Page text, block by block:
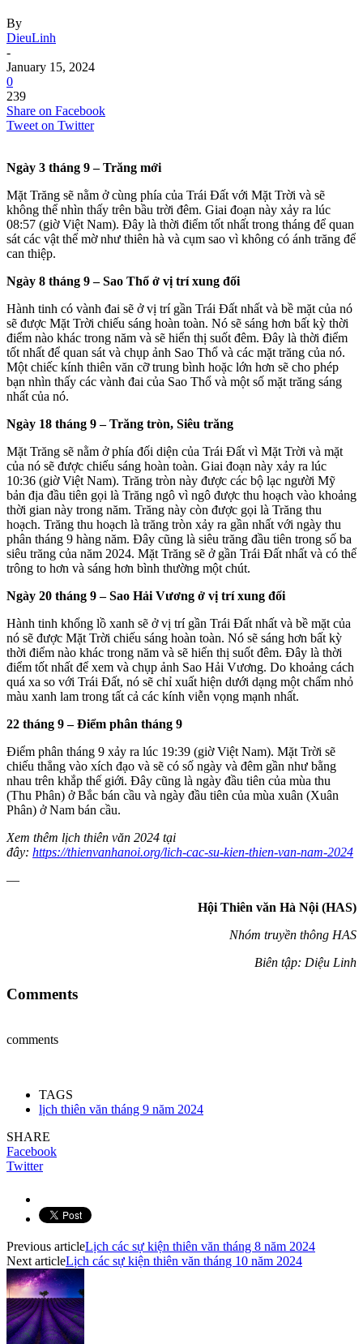
By
DieuLinh
-
January 15, 2024
0
239
Share on Facebook
Tweet on Twitter
Ngày 3 tháng 9 – Trăng mới
Mặt Trăng sẽ nằm ở cùng phía của Trái Đất với Mặt Trời và sẽ
không thể nhìn thấy trên bầu trời đêm. Giai đoạn này xảy ra lúc
08:57 (giờ Việt Nam). Đây là thời điểm tốt nhất trong tháng để quan
sát các vật thể mờ như thiên hà và cụm sao vì không có ánh trăng để
can thiệp.
Ngày 8 tháng 9 – Sao Thổ ở vị trí xung đối
Hành tinh có vành đai sẽ ở vị trí gần Trái Đất nhất và bề mặt của nó
sẽ được Mặt Trời chiếu sáng hoàn toàn. Nó sẽ sáng hơn bất kỳ thời
điểm nào khác trong năm và sẽ hiển thị suốt đêm. Đây là thời điểm
tốt nhất để quan sát và chụp ảnh Sao Thổ và các mặt trăng của nó.
Một chiếc kính thiên văn cỡ trung bình hoặc lớn hơn sẽ cho phép
bạn nhìn thấy các vành đai của Sao Thổ và một số mặt trăng sáng
nhất của nó.
Ngày 18 tháng 9 – Trăng tròn, Siêu trăng
Mặt Trăng sẽ nằm ở phía đối diện của Trái Đất vì Mặt Trời và mặt
của nó sẽ được chiếu sáng hoàn toàn. Giai đoạn này xảy ra lúc
10:36 (giờ Việt Nam). Trăng tròn này được các bộ lạc người Mỹ
bản địa đầu tiên gọi là Trăng ngô vì ngô được thu hoạch vào khoảng
thời gian này trong năm. Trăng này còn được gọi là Trăng thu
hoạch. Trăng thu hoạch là trăng tròn xảy ra gần nhất với ngày thu
phân tháng 9 hàng năm. Đây cũng là siêu trăng đầu tiên trong số ba
siêu trăng của năm 2024. Mặt Trăng sẽ ở gần Trái Đất nhất và có thể
trông to hơn và sáng hơn bình thường một chút.
Ngày 20 tháng 9 – Sao Hải Vương ở vị trí xung đối
Hành tinh khổng lồ xanh sẽ ở vị trí gần Trái Đất nhất và bề mặt của
nó sẽ được Mặt Trời chiếu sáng hoàn toàn. Nó sẽ sáng hơn bất kỳ
thời điểm nào khác trong năm và sẽ hiển thị suốt đêm. Đây là thời
điểm tốt nhất để xem và chụp ảnh Sao Hải Vương. Do khoảng cách
quá xa so với Trái Đất, nó sẽ chỉ xuất hiện dưới dạng một chấm nhỏ
màu xanh lam trong tất cả các kính viễn vọng mạnh nhất.
22 tháng 9 – Điểm phân tháng 9
Điểm phân tháng 9 xảy ra lúc 19:39 (giờ Việt Nam). Mặt Trời sẽ
chiếu thẳng vào xích đạo và sẽ có số ngày và đêm gần như bằng
nhau trên khắp thế giới. Đây cũng là ngày đầu tiên của mùa thu
(Thu Phân) ở Bắc bán cầu và ngày đầu tiên của mùa xuân (Xuân
Phân) ở Nam bán cầu.
Xem thêm lịch thiên văn 2024 tại
đây: https://thienvanhanoi.org/lich-cac-su-kien-thien-van-nam-2024
—
Hội Thiên văn Hà Nội (HAS)
Nhóm truyền thông HAS
Biên tập: Diệu Linh
Comments
comments
TAGS
lịch thiên văn tháng 9 năm 2024
SHARE
Facebook
Twitter
Previous articleLịch các sự kiện thiên văn tháng 8 năm 2024
Next articleLịch các sự kiện thiên văn tháng 10 năm 2024